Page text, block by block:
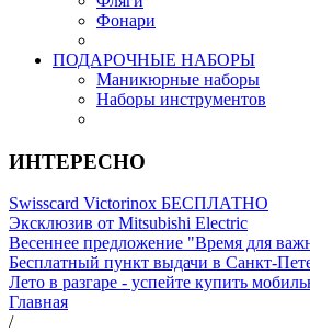
Фонари
ПОДАРОЧНЫЕ НАБОРЫ
Маникюрные наборы
Наборы инструментов
ИНТЕРЕСНО
Swisscard Victorinox БЕСПЛАТНО
Эксклюзив от Mitsubishi Electric
Весеннее предложение "Время для
Бесплатный пункт выдачи в Санкт-
Лето в разгаре - успейте купить
Главная
/